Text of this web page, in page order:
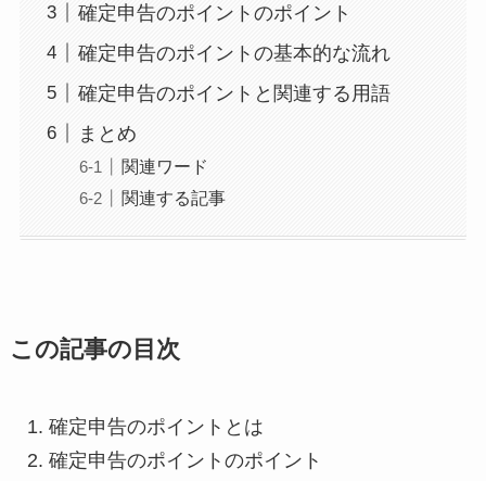
確定申告のポイントのポイント
確定申告のポイントの基本的な流れ
確定申告のポイントと関連する用語
まとめ
関連ワード
関連する記事
この記事の目次
確定申告のポイントとは
確定申告のポイントのポイント